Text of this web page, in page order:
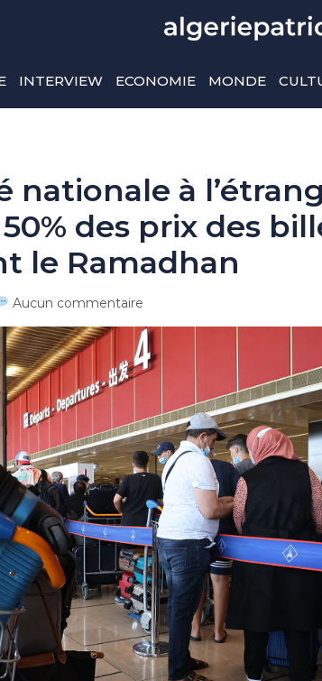
INTERVIEW ECONOMIE MONDE
nationale à
des prix des
le Ramadhan
Aucun commentaire